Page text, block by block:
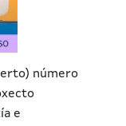
número
e